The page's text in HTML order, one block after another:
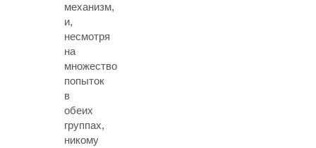
механизм,
и,
несмотря
на
множество
попыток
в
обеих
группах,
никому